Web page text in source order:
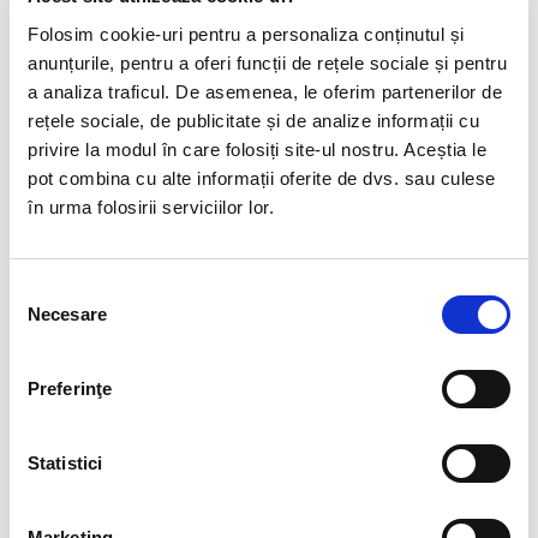
Folosim cookie-uri pentru a personaliza conținutul și
anunțurile, pentru a oferi funcții de rețele sociale și pentru
a analiza traficul. De asemenea, le oferim partenerilor de
rețele sociale, de publicitate și de analize informații cu
privire la modul în care folosiți site-ul nostru. Aceștia le
pot combina cu alte informații oferite de dvs. sau culese
în urma folosirii serviciilor lor.
consimțământului
Necesare
Preferinţe
Statistici
conformitate cu legea.
Ne asiguram ca nu exista greseli in raportarea in
Reges Online, in declaratii, in calculul taxelor.
BENEFICIILE OFERITE DE BIA
PERSONAL
Reducerea costurilor
: externalizarea aduce un
Conformitate legislativa
: compania ta tine
pasul cu modificarile legislative. BIA HR iti ofera
experti in legislatia muncii, disponibili ori de cate